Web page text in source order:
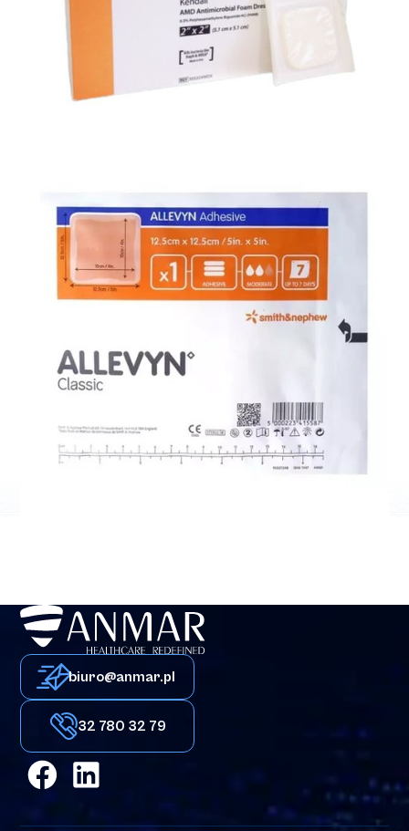
Materiały opatrunkowe i leczenie ran
Bakterobójczy opatrunek piankowy AMD
biuro@anmar.pl
32 780 32 79